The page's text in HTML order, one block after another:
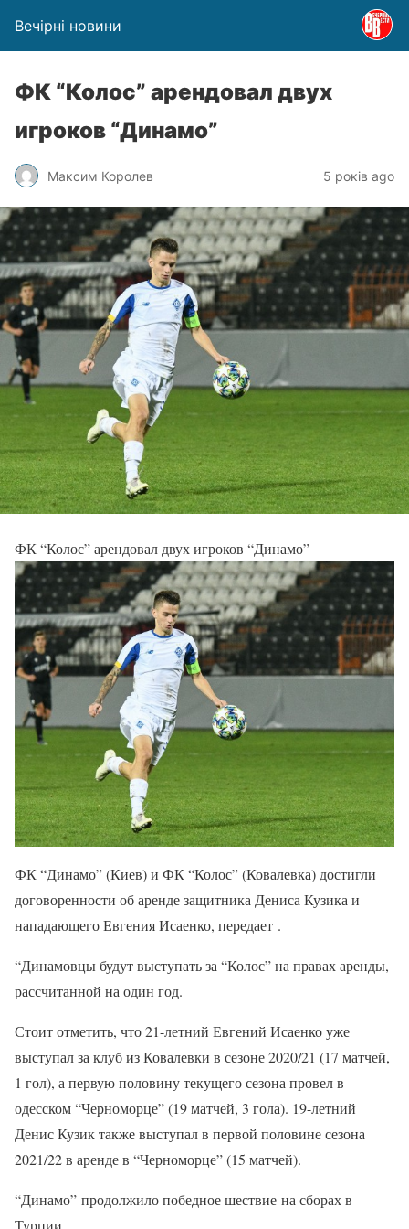
Вечірні новини
ФК “Колос” арендовал двух
игроков “Динамо”
Максим Королев 5 років ago
ФК “Колос” арендовал двух игроков “Динамо”
ФК “Динамо” (Киев) и ФК “Колос” (Ковалевка) достигли
договоренности об аренде защитника Дениса Кузика и
нападающего Евгения Исаенко, передает .
“Динамовцы будут выступать за “Колос” на правах аренды,
рассчитанной на один год.
Стоит отметить, что 21-летний Евгений Исаенко уже
выступал за клуб из Ковалевки в сезоне 2020/21 (17 матчей,
1 гол), а первую половину текущего сезона провел в
одесском “Черноморце” (19 матчей, 3 гола). 19-летний
Денис Кузик также выступал в первой половине сезона
2021/22 в аренде в “Черноморце” (15 матчей).
“Динамо” продолжило победное шествие на сборах в
Турции.